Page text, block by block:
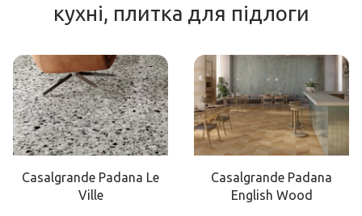
кухні, плитка для підлоги
Casalgrande Padana Le
Ville
Casalgrande Padana
English Wood